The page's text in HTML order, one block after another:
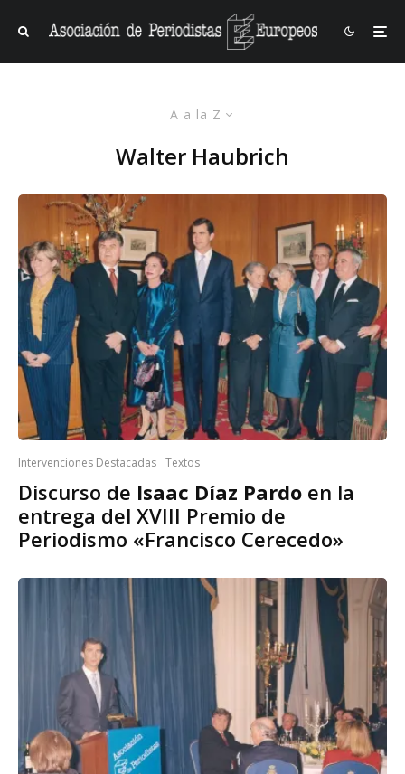
A a la Z
Walter Haubrich
Intervenciones Destacadas Textos
Discurso de Isaac Díaz Pardo en la
entrega del XVIII Premio de
Periodismo «Francisco Cerecedo»